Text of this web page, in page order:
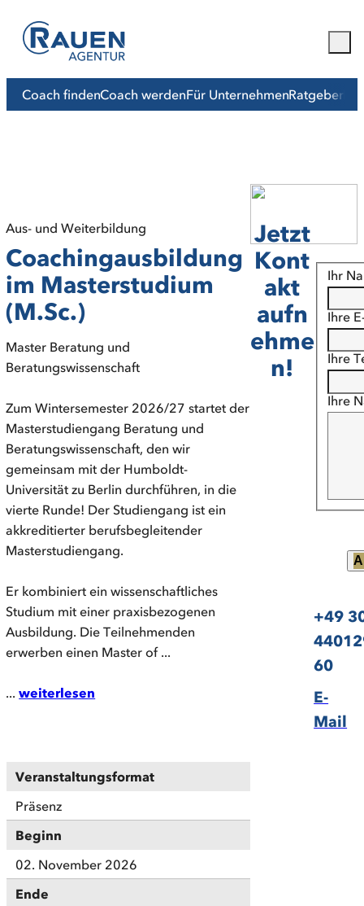
Coach findenCoach werdenFür UnternehmenRatgeber
Aus- und Weiterbildung
Coachingausbildung
im Masterstudium
(M.Sc.)
Master Beratung und
Beratungswissenschaft
Zum Wintersemester 2026/27 startet der
Masterstudiengang Beratung und
Beratungswissenschaft, den wir
gemeinsam mit der Humboldt-
Universität zu Berlin durchführen, in die
vierte Runde! Der Studiengang ist ein
akkreditierter berufsbegleitender
Masterstudiengang.
Er kombiniert ein wissenschaftliches
Studium mit einer praxisbezogenen
Ausbildung. Die Teilnehmenden
erwerben einen Master of ...
...weiterlesen
Veranstaltungsformat
Präsenz
Beginn
02. November 2026
Ende
Jetzt
Kont
akt
aufn
ehme
n!
Ihr
Ihre
Ihre
Ihre
+49
60
E-
Mail